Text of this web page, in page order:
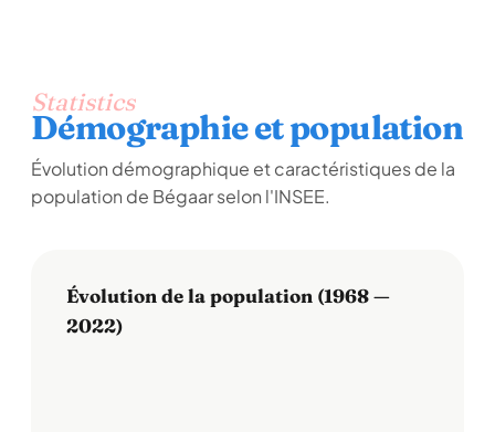
Statistics
Démographie et population
Évolution démographique et caractéristiques de la
population de Bégaar selon l'INSEE.
Évolution de la population (1968 —
2022)